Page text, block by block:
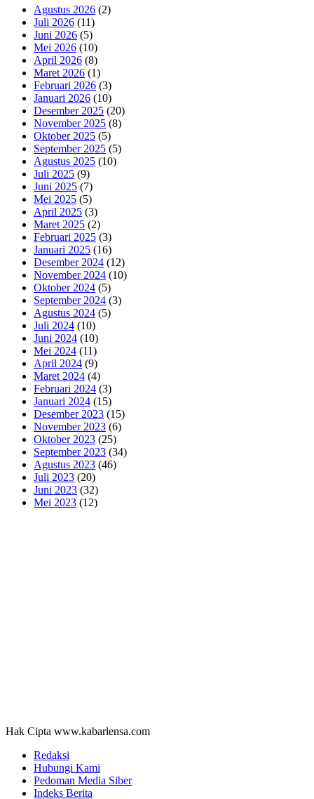
Agustus 2026 (2)
Juli 2026 (11)
Juni 2026 (5)
Mei 2026 (10)
April 2026 (8)
Maret 2026 (1)
Februari 2026 (3)
Januari 2026 (10)
Desember 2025 (20)
November 2025 (8)
Oktober 2025 (5)
September 2025 (5)
Agustus 2025 (10)
Juli 2025 (9)
Juni 2025 (7)
Mei 2025 (5)
April 2025 (3)
Maret 2025 (2)
Februari 2025 (3)
Januari 2025 (16)
Desember 2024 (12)
November 2024 (10)
Oktober 2024 (5)
September 2024 (3)
Agustus 2024 (5)
Juli 2024 (10)
Juni 2024 (10)
Mei 2024 (11)
April 2024 (9)
Maret 2024 (4)
Februari 2024 (3)
Januari 2024 (15)
Desember 2023 (15)
November 2023 (6)
Oktober 2023 (25)
September 2023 (34)
Agustus 2023 (46)
Juli 2023 (20)
Juni 2023 (32)
Mei 2023 (12)
Hak Cipta www.kabarlensa.com
Redaksi
Hubungi Kami
Pedoman Media Siber
Indeks Berita